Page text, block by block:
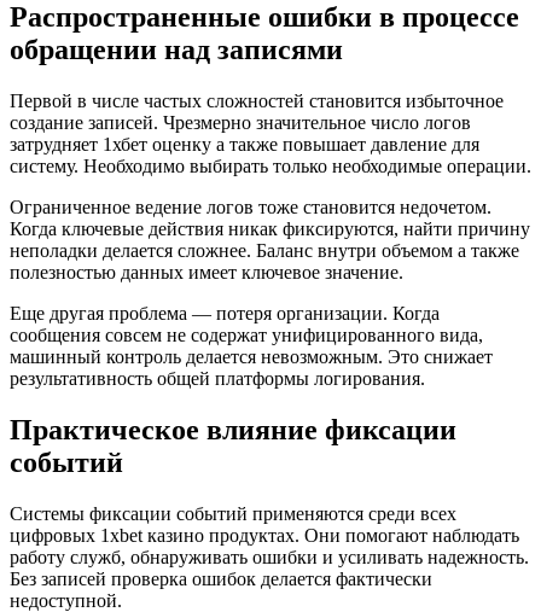
Распространенные ошибки в процессе
обращении над записями
Первой в числе частых сложностей становится избыточное
создание записей. Чрезмерно значительное число логов
затрудняет 1хбет оценку а также повышает давление для
систему. Необходимо выбирать только необходимые операции.
Ограниченное ведение логов тоже становится недочетом.
Когда ключевые действия никак фиксируются, найти причину
неполадки делается сложнее. Баланс внутри объемом а также
полезностью данных имеет ключевое значение.
Еще другая проблема — потеря организации. Когда
сообщения совсем не содержат унифицированного вида,
машинный контроль делается невозможным. Это снижает
результативность общей платформы логирования.
Практическое влияние фиксации
событий
Системы фиксации событий применяются среди всех
цифровых 1xbet казино продуктах. Они помогают наблюдать
работу служб, обнаруживать ошибки и усиливать надежность.
Без записей проверка ошибок делается фактически
недоступной.